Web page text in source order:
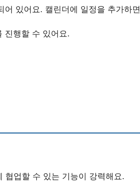
있어요. 캘린더에 일정을 추가하면
진행할 수 있어요.
협업할 수 있는 기능이 강력해요.